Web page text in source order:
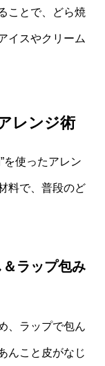
ことで、どら焼
イスやクリーム
レンジ術
を使ったアレン
料で、普段のど
ラップ包み
、ラップで包ん
んこと皮がなじ